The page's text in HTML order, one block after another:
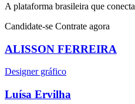
A plataforma brasileira que
Candidate-se Contrate agora
ALISSON FERREIRA
Designer gráfico
Luísa Ervilha